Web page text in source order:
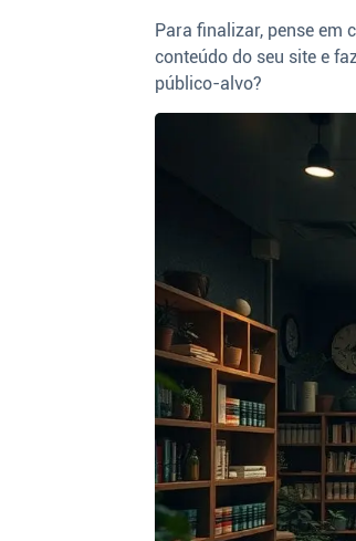
Para finalizar, pense em
conteúdo do seu site e
público-alvo?